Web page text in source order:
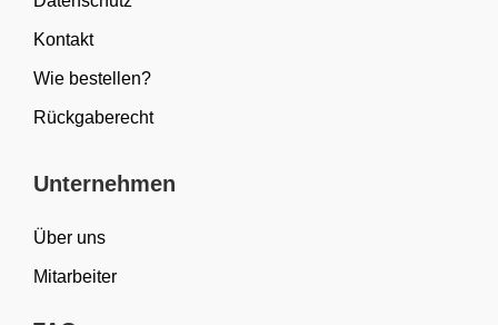
Kontakt
Wie bestellen?
Rückgaberecht
Unternehmen
Über uns
Mitarbeiter